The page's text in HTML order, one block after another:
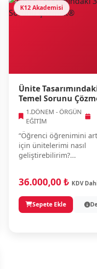
K12 Akademisi
Ünite
Temel Sorunu
1.DÖNEM - ÖRGÜN
EĞİTİM
“Öğrenci öğrenimini
için ünitelerimi nasıl
geliştirebilirim?...
36.000,00 ₺ KDV
Sepete Ekle